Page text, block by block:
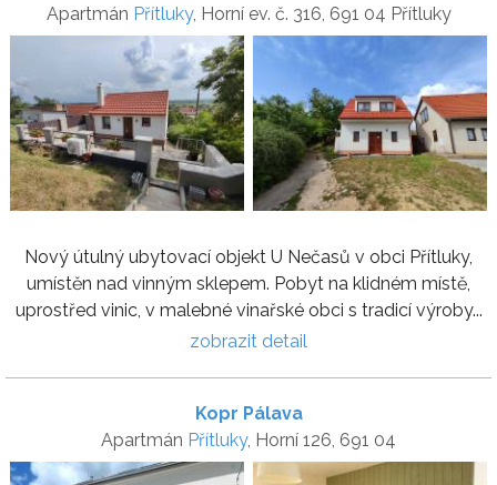
Apartmán Přítluky, Horní ev. č. 316, 691 04 Přítluky
Nový útulný ubytovací objekt U Nečasů v obci Přítluky,
umístěn nad vinným sklepem. Pobyt na klidném místě,
uprostřed vinic, v malebné vinařské obci s tradicí výroby...
zobrazit detail
Kopr Pálava
Apartmán Přítluky, Horní 126, 691 04